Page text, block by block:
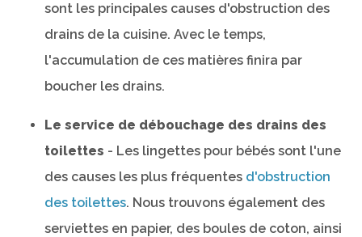
sont les principales causes d'obstruction des
drains de la cuisine. Avec le temps,
l'accumulation de ces matières finira par
boucher les drains.
Le service de débouchage des drains des
toilettes - Les lingettes pour bébés sont l'une
des causes les plus fréquentes d'obstruction
des toilettes. Nous trouvons également des
serviettes en papier, des boules de coton, ainsi